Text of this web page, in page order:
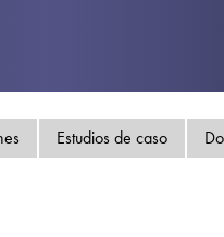
Estudios de caso